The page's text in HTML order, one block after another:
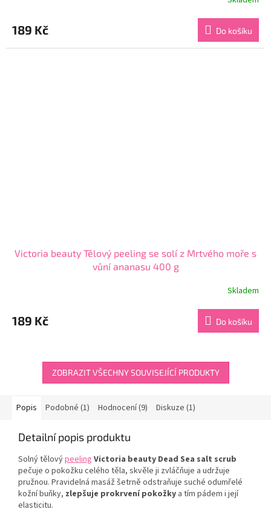
produktu
je
4,7
189 Kč Do košíku
Victoria beauty Tělový peeling se solí z Mrtvého moře s
vůní ananasu 400 g
produktu
je
Skladem
189 Kč Do košíku
ZOBRAZIT VŠECHNY SOUVISEJÍCÍ PRODUKTY
Popis Podobné (1) Hodnocení (9) Diskuze (1)
Detailní popis produktu
Solný tělovýpeeling Victoria beauty Dead Sea salt scrub
pečuje o pokožku celého těla, skvěle ji zvláčňuje a udržuje
pružnou. Pravidelná masáž šetrně odstraňuje suché odumřelé
kožní buňky, zlepšuje prokrvení pokožky a tím pádem i její
elasticitu.